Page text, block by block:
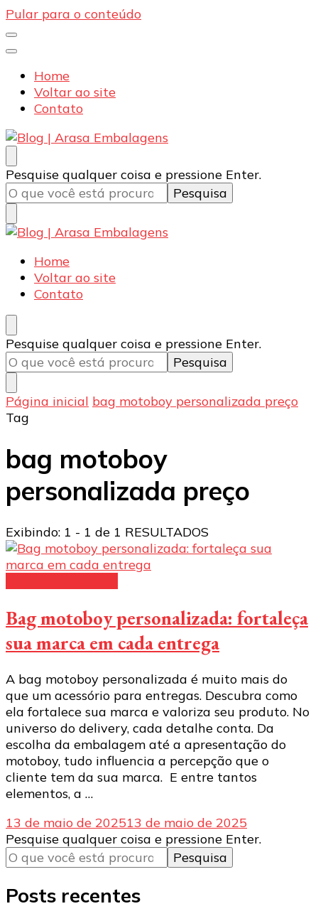
Pular para o conteúdo
Home
Voltar ao site
Contato
Blog | Arasa Embalagens
Confira conteúdos sobre embalagens para pizzas,
doces e salgados. Tudo para seu comércio com a
qualidade Arasa. Leia nossos conteúdos!
Procurando
algo?
Pesquise qualquer coisa e pressione Enter.
Blog | Arasa Embalagens
Confira conteúdos sobre embalagens para pizzas,
doces e salgados. Tudo para seu comércio com a
qualidade Arasa. Leia nossos conteúdos!
Home
Voltar ao site
Contato
Procurando
algo?
Pesquise qualquer coisa e pressione Enter.
Página inicial bag motoboy personalizada preço
Tag
bag motoboy
personalizada preço
Exibindo: 1 - 1 de 1 RESULTADOS
Bag motoboy personalizada: fortaleça
sua marca em cada entrega
A bag motoboy personalizada é muito mais do
que um acessório para entregas. Descubra como
ela fortalece sua marca e valoriza seu produto. No
universo do delivery, cada detalhe conta. Da
escolha da embalagem até a apresentação do
motoboy, tudo influencia a percepção que o
cliente tem da sua marca. E entre tantos
elementos, a …
13 de maio de 202513 de maio de 2025
Procurando
algo?
Pesquise qualquer coisa e pressione Enter.
Posts recentes